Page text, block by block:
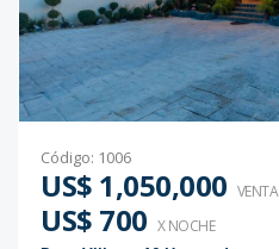
Código: 1006
US$ 1,050,000 VENTA
US$ 700 X NOCHE